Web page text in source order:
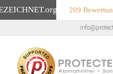
.org 209
Inhalt
springen